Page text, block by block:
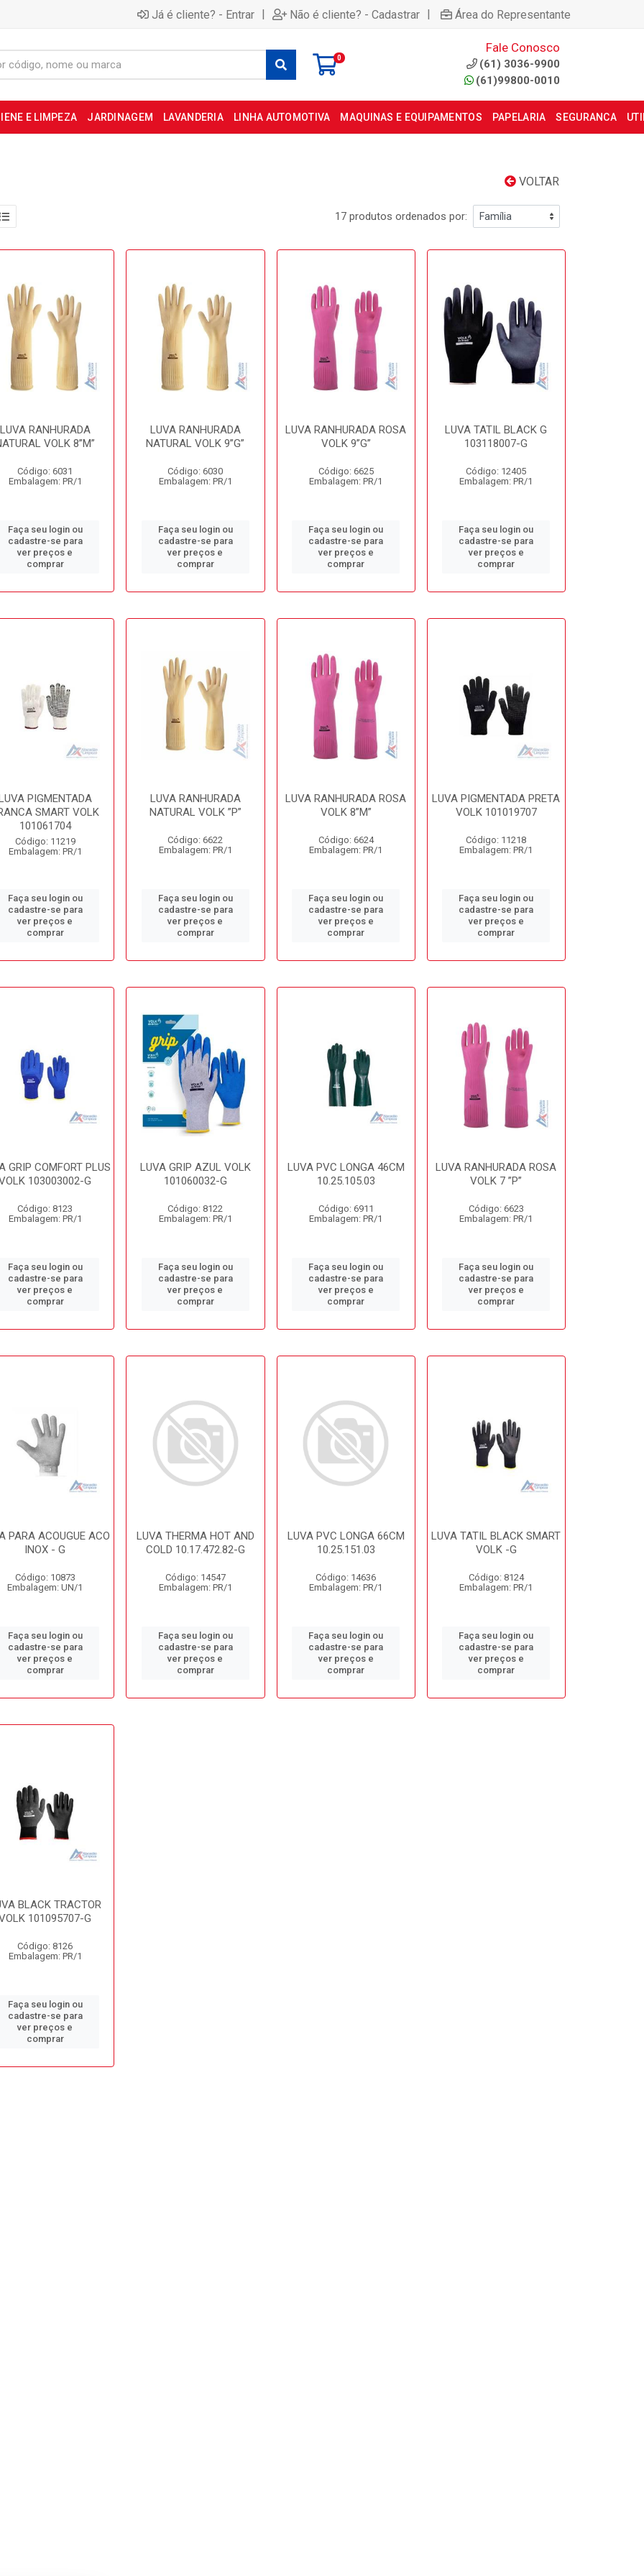
Já é cliente? - Entrar | Não é cliente? - Cadastrar | Área do Representante
0
Fale Conosco
(61) 3036-9900
(61)99800-0010
E LIMPEZA JARDINAGEM LAVANDERIA LINHA AUTOMOTIVA MAQUINAS E EQUIPAMENTOS PAPELARIA SEGURANCA
VOLTAR
17 produtos ordenados por:
LUVA RANHURADA
VOLK 8”M”
Código: 6031
Embalagem: PR/1
Faça seu login ou
cadastre-se para
ver preços e
comprar
LUVA RANHURADA
NATURAL VOLK 9”G”
Código: 6030
Embalagem: PR/1
Faça seu login ou
cadastre-se para
ver preços e
comprar
LUVA RANHURADA ROSA
VOLK 9”G”
Código: 6625
Embalagem: PR/1
Faça seu login ou
cadastre-se para
ver preços e
comprar
LUVA TATIL BLACK G
103118007-G
Código: 12405
Embalagem: PR/1
Faça seu login ou
cadastre-se para
ver preços e
comprar
PIGMENTADA
SMART VOLK
101061704
Código: 11219
Embalagem: PR/1
Faça seu login ou
cadastre-se para
ver preços e
comprar
LUVA RANHURADA
NATURAL VOLK ”P”
Código: 6622
Embalagem: PR/1
Faça seu login ou
cadastre-se para
ver preços e
comprar
LUVA RANHURADA ROSA
VOLK 8”M”
Código: 6624
Embalagem: PR/1
Faça seu login ou
cadastre-se para
ver preços e
comprar
LUVA PIGMENTADA PRETA
VOLK 101019707
Código: 11218
Embalagem: PR/1
Faça seu login ou
cadastre-se para
ver preços e
comprar
GRIP COMFORT PLUS
103003002-G
Código: 8123
Embalagem: PR/1
Faça seu login ou
cadastre-se para
ver preços e
comprar
LUVA GRIP AZUL VOLK
101060032-G
Código: 8122
Embalagem: PR/1
Faça seu login ou
cadastre-se para
ver preços e
comprar
LUVA PVC LONGA 46CM
10.25.105.03
Código: 6911
Embalagem: PR/1
Faça seu login ou
cadastre-se para
ver preços e
comprar
LUVA RANHURADA ROSA
VOLK 7 ”P”
Código: 6623
Embalagem: PR/1
Faça seu login ou
cadastre-se para
ver preços e
comprar
PARA ACOUGUE ACO
INOX - G
Código: 10873
Embalagem: UN/1
Faça seu login ou
cadastre-se para
ver preços e
comprar
LUVA THERMA HOT AND
COLD 10.17.472.82-G
Código: 14547
Embalagem: PR/1
Faça seu login ou
cadastre-se para
ver preços e
comprar
LUVA PVC LONGA 66CM
10.25.151.03
Código: 14636
Embalagem: PR/1
Faça seu login ou
cadastre-se para
ver preços e
comprar
LUVA TATIL BLACK SMART
VOLK -G
Código: 8124
Embalagem: PR/1
Faça seu login ou
cadastre-se para
ver preços e
comprar
BLACK TRACTOR
101095707-G
Código: 8126
Embalagem: PR/1
Faça seu login ou
cadastre-se para
ver preços e
comprar